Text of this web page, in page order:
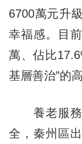
6700萬元升
幸福感。目
萬、佔比
基層善治”的
養老服務
全，秦州區